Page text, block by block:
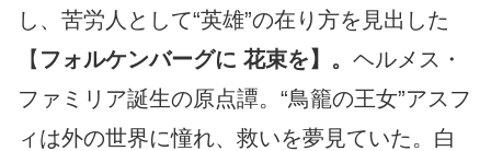
し、苦労人として“英雄”の在り方を見出した
【 フォルケンバーグに 花束を】。 ヘルメス・
ファミリア誕生の原点譚。“鳥籠の王女”アスフ
ィは外の世界に憧れ、救いを夢見ていた。白